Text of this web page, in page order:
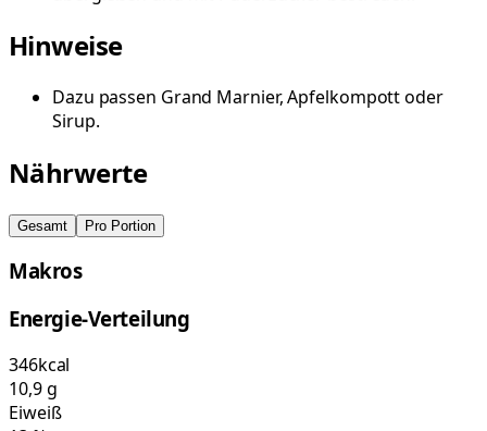
Hinweise
Dazu passen Grand Marnier, Apfelkompott oder
Sirup.
Nährwerte
Gesamt Pro Portion
Makros
Energie-Verteilung
346kcal
10,9g
Eiweiß